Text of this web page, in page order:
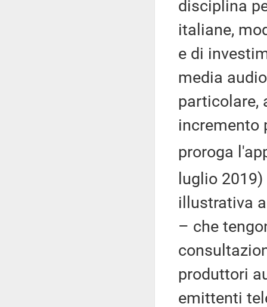
disciplina
italiane,
e di
media
particolare,
incremento
proroga
luglio
illustrativa
– che
produttori
emittenti